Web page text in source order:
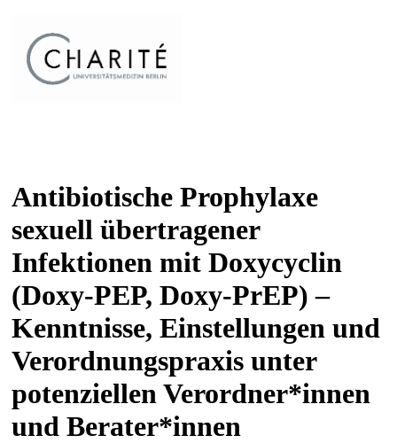
Antibiotische Prophylaxe
sexuell übertragener
Infektionen mit Doxycyclin
(Doxy-PEP, Doxy-PrEP) –
Kenntnisse, Einstellungen und
Verordnungspraxis unter
potenziellen Verordner*innen
und Berater*innen